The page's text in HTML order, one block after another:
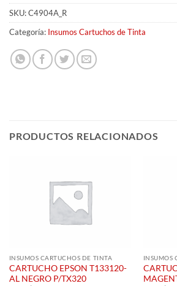
SKU:C4904A_R
Categoría: Insumos Cartuchos de Tinta
PRODUCTOS RELACIONADOS
INSUMOS CARTUCHOS DE TINTA
CARTUCHO EPSON T133120-
AL NEGRO P/TX320
INSUMOS